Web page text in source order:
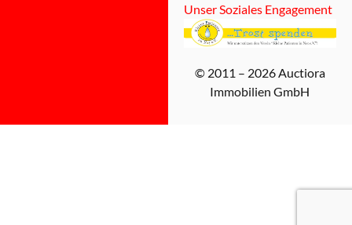
Unser Soziales Engagement
© 2011 – 2026 Auctiora
Immobilien GmbH